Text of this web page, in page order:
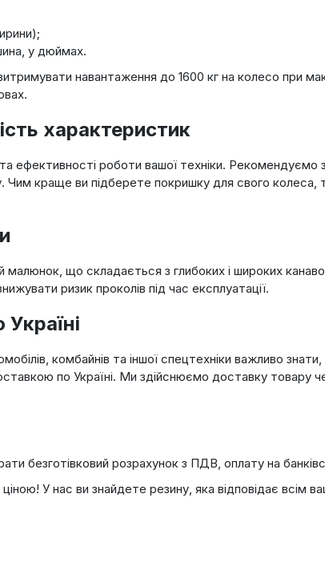
у дюймах.
навантаження до 1600 кг на колесо при
характеристик
ефективності роботи вашої техніки. Рекомендуємо
Чим краще ви підберете покришку для свого колеса,
що складається з глибоких і широких
ризик проколів під час експлуатації.
комбайнів та іншої спецтехніки важливо
по Україні. Ми здійснюємо доставку товару
безготівковий розрахунок з ПДВ, оплату на
У нас ви знайдете резину, яка відповідає всім